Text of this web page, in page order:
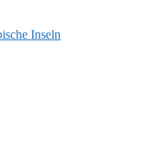
Inseln